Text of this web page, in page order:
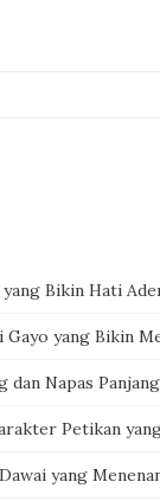
Bikin Hati
Gayo yang Bikin
dan Napas
Petikan
yang